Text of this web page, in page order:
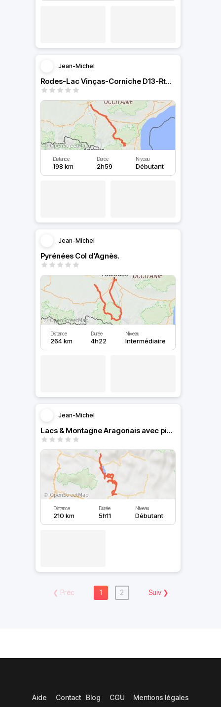
Jean-Michel
Rodes-Lac Vinças-Corniche D13-Rte des Châteaux
Distance
198 km
Durée
2h59
Niveau
Débutant
Jean-Michel
Pyrénées Col d'Agnès.
Distance
264 km
Durée
4h22
Niveau
Intermédiaire
Jean-Michel
Lacs & Montagne Aragonais avec pistes Trail medium.
Distance
210 km
Durée
5h11
Niveau
Débutant
❮ Préc 1 2 Suiv❯
Aide Contact Blog CGU Mentions légales